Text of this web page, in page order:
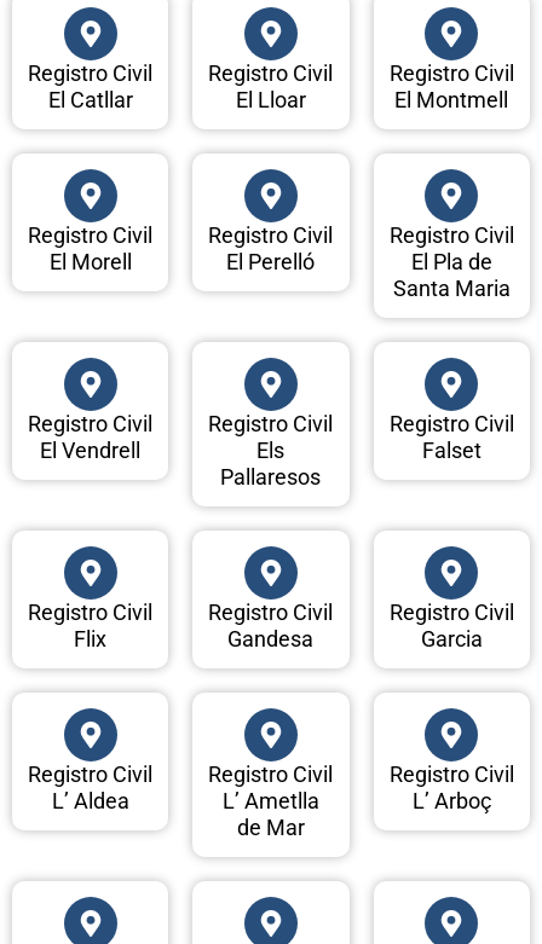
Registro Civil
El Catllar
Registro Civil
El Lloar
Registro Civil
El Montmell
Registro Civil
El Morell
Registro Civil
El Perelló
Registro Civil
El Pla de
Santa Maria
Registro Civil
El Vendrell
Registro Civil
Els
Pallaresos
Registro Civil
Falset
Registro Civil
Flix
Registro Civil
Gandesa
Registro Civil
Garcia
Registro Civil
L’ Aldea
Registro Civil
L’ Ametlla
de Mar
Registro Civil
L’ Arboç